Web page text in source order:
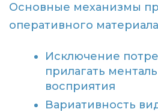
Основные механизмы
оперативного
Исключение
прилагать
восприятия
Вариативность